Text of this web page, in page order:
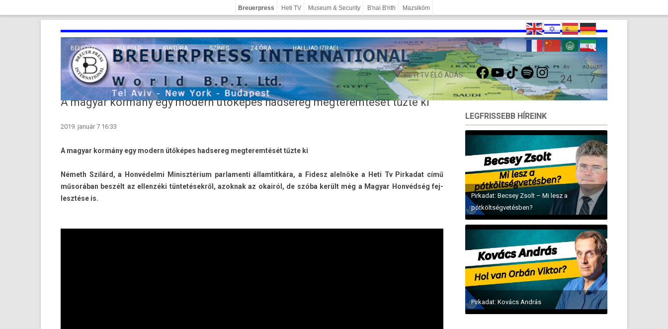
Breuerpress Heti TV Museum & Security B'nai B'rith Mazsiköm
BELFÖLD KÜLFÖLD
EURÓPA
KÖZEL-KELET
TÁVOL-KELET
TENGERENTÚL
KULTÚRA
TUDOMÁNY
VALLÁS
SZÍNES 24 ÓRA HALLJAD IZRAEL
HETI TV ÉLŐ ADÁS
FACEBOOKYOUTUBETIKTOKSPOTIFYINSTAGRAMÁV
24
AUGUST
7
A magyar kormány egy modern ütőképes hadsereg megteremtését tűzte ki
2019. január 7 16:33
A magyar kormány egy modern ütőképes had­sereg meg­terem­tését tűzte ki
Németh Szilárd, a Honvédelmi Minisztérium par­lamen­ti állam­titkára, a Fidesz alelnöke a Heti Tv Pir­kadat című
műsorában beszélt az el­lenzéki tüntetésekről, azok­nak az okairól, de szóba került még a Magyar Honvédség fej­
lesztése is.
LEGFRISSEBB HÍREINK
Pirkadat: Becsey Zsolt – Mi lesz a
pótköltségvetésben?
Pirkadat: Kovács András